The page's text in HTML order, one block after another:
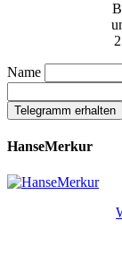
Name
Telegramm erhalten
HanseMerkur